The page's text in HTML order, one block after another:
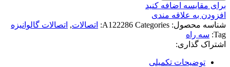
برای مقایسه اضافه کنید
افزودن به علاقه مندی
شناسه محصول:
A122286 Categories: اتصالات, اتصالات گالوانیزه
Tag: سه راه
اشتراک گذاری:
توضیحات تکمیلی